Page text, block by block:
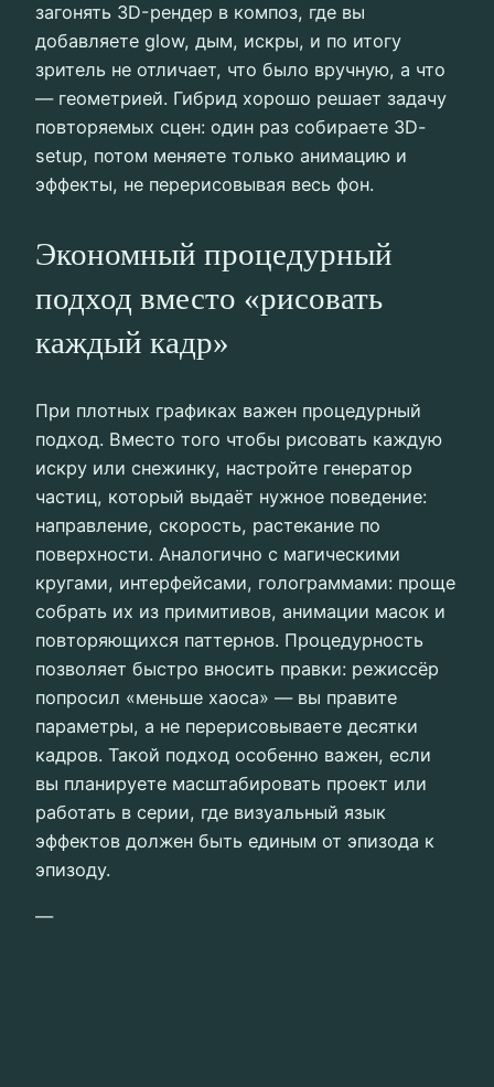
загонять 3D-рендер в композ, где вы
добавляете glow, дым, искры, и по итогу
зритель не отличает, что было вручную, а что
— геометрией. Гибрид хорошо решает задачу
повторяемых сцен: один раз собираете 3D-
setup, потом меняете только анимацию и
эффекты, не перерисовывая весь фон.
Экономный процедурный
подход вместо «рисовать
каждый кадр»
При плотных графиках важен процедурный
подход. Вместо того чтобы рисовать каждую
искру или снежинку, настройте генератор
частиц, который выдаёт нужное поведение:
направление, скорость, растекание по
поверхности. Аналогично с магическими
кругами, интерфейсами, голограммами: проще
собрать их из примитивов, анимации масок и
повторяющихся паттернов. Процедурность
позволяет быстро вносить правки: режиссёр
попросил «меньше хаоса» — вы правите
параметры, а не перерисовываете десятки
кадров. Такой подход особенно важен, если
вы планируете масштабировать проект или
работать в серии, где визуальный язык
эффектов должен быть единым от эпизода к
эпизоду.
—